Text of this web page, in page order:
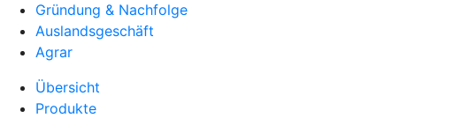
Gründung & Nachfolge
Auslandsgeschäft
Agrar
Übersicht
Produkte